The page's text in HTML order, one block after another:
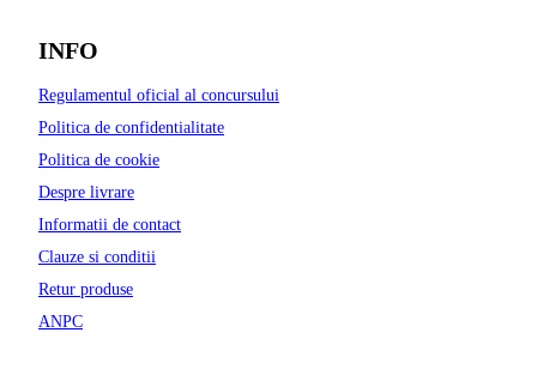
INFO
Regulamentul oficial al concursului
Politica de confidentialitate
Politica de cookie
Despre livrare
Informatii de contact
Clauze si conditii
Retur produse
ANPC